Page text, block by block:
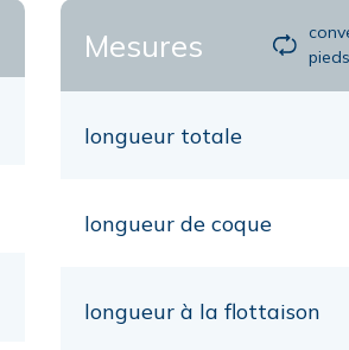
Mesures
pieds
longueur totale
longueur de coque
longueur à la flottaison